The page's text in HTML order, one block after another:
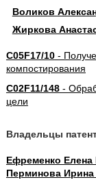
Воликов
Жиркова
C05F17/10-
компостирования
C02F11/148-
цели
Владельцы
Ефременко Елена
Перминова Ирина